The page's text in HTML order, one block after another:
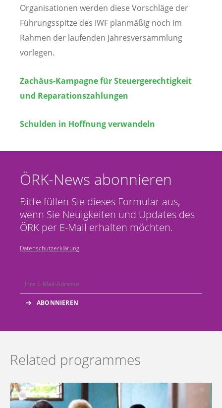
Organisationen werden diese Vorschläge der
Führungsspitze des IWF planmäßig noch im
Rahmen der laufenden Jahresversammlung
vorlegen.
Zachäus-Kampagne für Steuergerechtigkeit
und Reparationszahlungen
Schulden in Hoffnung verwandeln
ÖRK-News abonnieren
Bitte füllen Sie dieses Formular aus,
wenn Sie Neuigkeiten und Updates des
ÖRK per E-Mail erhalten möchten.
Datenschutzerklärung
Related programmes